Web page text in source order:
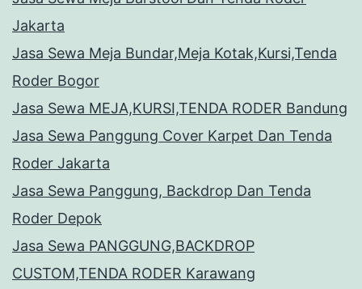
Jakarta
Jasa Sewa Meja Bundar,Meja Kotak,Kursi,Tenda
Roder Bogor
Jasa Sewa MEJA,KURSI,TENDA RODER Bandung
Jasa Sewa Panggung Cover Karpet Dan Tenda
Roder Jakarta
Jasa Sewa Panggung, Backdrop Dan Tenda
Roder Depok
Jasa Sewa PANGGUNG,BACKDROP
CUSTOM,TENDA RODER Karawang